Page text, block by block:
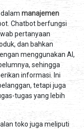
manajemen
Chatbot berfungsi
pertanyaan
dan bahkan
menggunakan AI,
sehingga
informasi. Ini
tetapi juga
tugas yang lebih
toko juga meliputi